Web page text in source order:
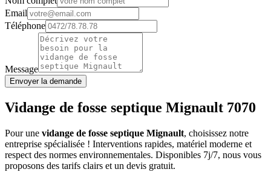
Email
Téléphone
Message
Envoyer la demande
Vidange de fosse septique Mignault 7070
Pour une vidange de fosse septique Mignault, choisissez notre
entreprise spécialisée ! Interventions rapides, matériel moderne et
respect des normes environnementales. Disponibles 7j/7, nous vous
proposons des tarifs clairs et un devis gratuit.